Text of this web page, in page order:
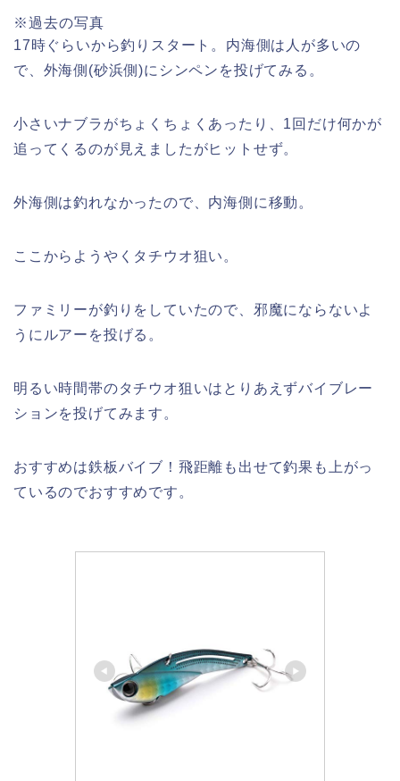
※過去の写真
17時ぐらいから釣りスタート。内海側は人が多いの
で、外海側(砂浜側)にシンペンを投げてみる。
小さいナブラがちょくちょくあったり、1回だけ何かが
追ってくるのが見えましたがヒットせず。
外海側は釣れなかったので、内海側に移動。
ここからようやくタチウオ狙い。
ファミリーが釣りをしていたので、邪魔にならないよ
うにルアーを投げる。
明るい時間帯のタチウオ狙いはとりあえずバイブレー
ションを投げてみます。
おすすめは鉄板バイブ！飛距離も出せて釣果も上がっ
ているのでおすすめです。